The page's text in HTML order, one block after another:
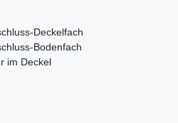
Deckelfach
Bodenfach
im Deckel